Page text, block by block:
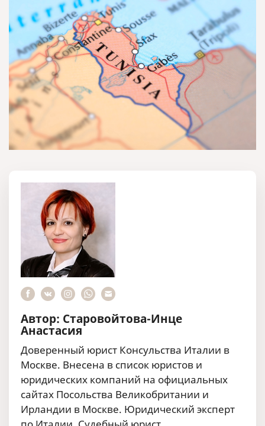
Автор: Старовойтова-Инце
Анастасия
Доверенный юрист Консульства Италии в
Москве. Внесена в список юристов и
юридических компаний на официальных
сайтах Посольства Великобритании и
Ирландии в Москве. Юридический эксперт